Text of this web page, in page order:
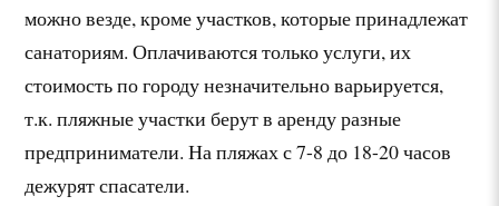
можно везде, кроме участков, которые принадлежат
санаториям. Оплачиваются только услуги, их
стоимость по городу незначительно варьируется,
т.к. пляжные участки берут в аренду разные
предприниматели. На пляжах с 7-8 до 18-20 часов
дежурят спасатели.